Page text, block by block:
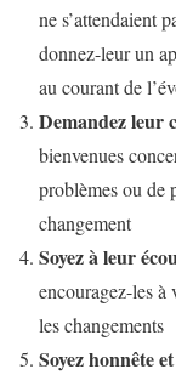
ne s’attendaient
donnez-leur un
au courant de
Demandez leur
bienvenues
problèmes ou de
changement
Soyez à leur
encouragez-les à
les changements
Soyez honnête